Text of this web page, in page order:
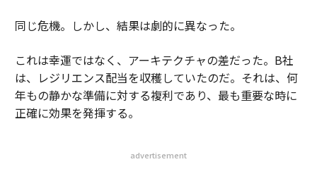
同じ危機。しかし、結果は劇的に異なった。
これは幸運ではなく、アーキテクチャの差だった。B社
は、レジリエンス配当を収穫していたのだ。それは、何
年もの静かな準備に対する複利であり、最も重要な時に
正確に効果を発揮する。
advertisement